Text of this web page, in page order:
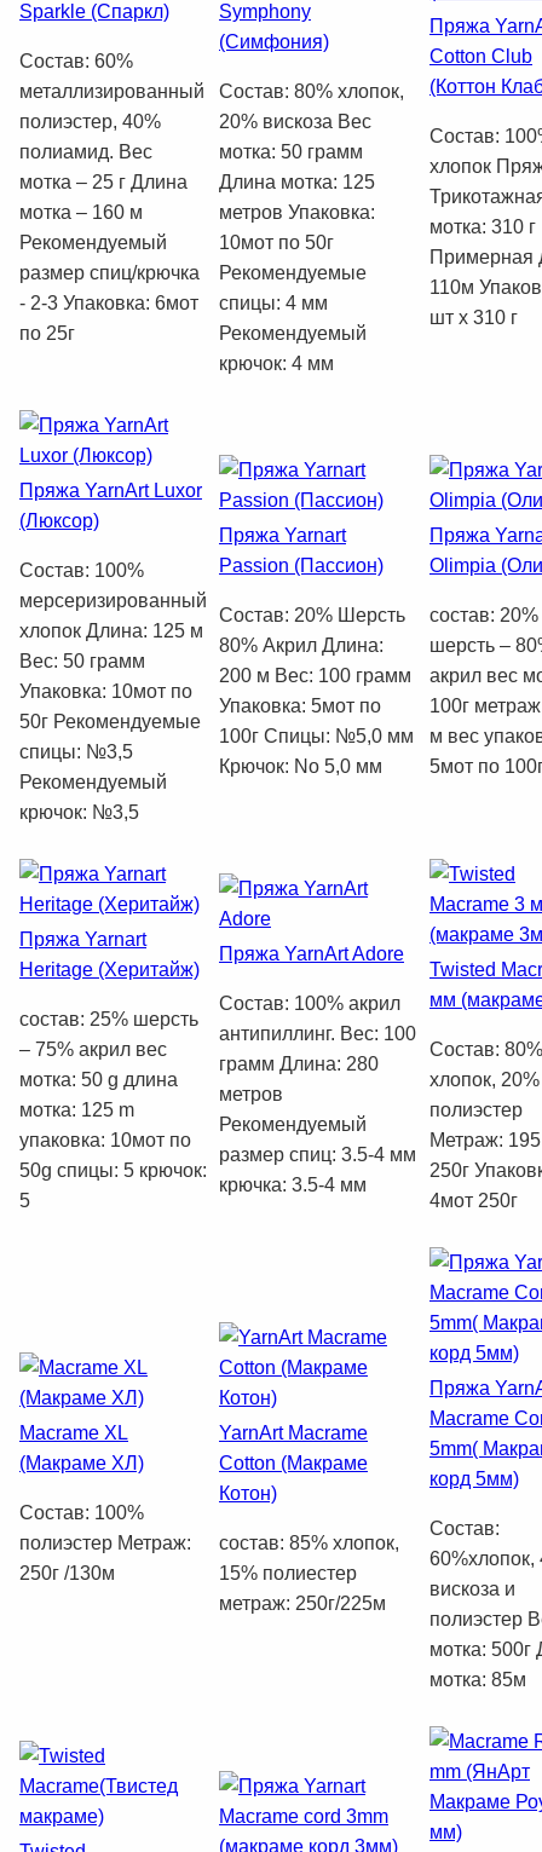
Sparkle (Спаркл)
Состав: 60%
металлизированный
полиэстер, 40%
полиамид. Вес
мотка – 25 г Длина
мотка – 160 м
Рекомендуемый
размер спиц/крючка
- 2-3 Упаковка: 6мот
по 25г
Symphony
(Симфония)
Состав: 80% хлопок,
20% вискоза Вес
мотка: 50 грамм
Длина мотка: 125
метров Упаковка:
10мот по 50г
Рекомендуемые
спицы: 4 мм
Рекомендуемый
крючок: 4 мм
Пряжа
Cotton Club
(Коттон
Состав:
хлопок
мотка: 310 г
Примерная
110м
шт х 310 г
Пряжа YarnArt Luxor
(Люксор)
Состав: 100%
мерсеризированный
хлопок Длина: 125 м
Вес: 50 грамм
Упаковка: 10мот по
50г Рекомендуемые
спицы: №3,5
Рекомендуемый
крючок: №3,5
Пряжа Yarnart
Passion (Пассион)
Состав: 20% Шерсть
80% Акрил Длина:
200 м Вес: 100 грамм
Упаковка: 5мот по
100г Спицы: №5,0 мм
Крючок: No 5,0 мм
Пряжа
Olimpia
состав: 20%
шерсть –
акрил вес
100г
м вес
5мот по
Пряжа Yarnart
Heritage (Херитайж)
состав: 25% шерсть
– 75% акрил вес
мотка: 50 g длина
мотка: 125 m
упаковка: 10мот по
50g спицы: 5 крючок:
5
Пряжа YarnArt Adore
Состав: 100% акрил
антипиллинг. Вес: 100
грамм Длина: 280
метров
Рекомендуемый
размер спиц: 3.5-4 мм
крючка: 3.5-4 мм
Twisted
мм
Состав: 80%
хлопок, 20%
полиэстер
Метраж:
250г
4мот 250г
Macrame XL
(Макраме ХЛ)
Состав: 100%
полиэстер Метраж:
250г /130м
YarnArt Macrame
Cotton (Макраме
Котон)
состав: 85% хлопок,
15% полиестер
метраж: 250г/225м
Пряжа
Macrame
5mm(
корд 5мм)
Состав:
60%хлопок,
вискоза и
полиэстер
мотка: 500г
мотка: 85м